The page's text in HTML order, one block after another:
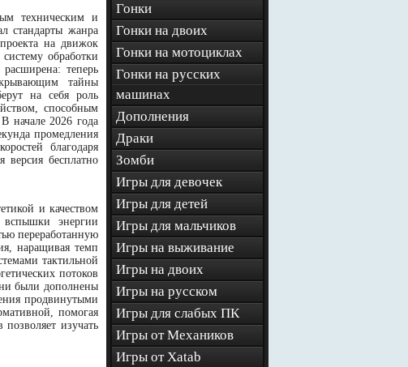
техническим и
стандарты жанра
на движок
обработки
теперь
тайны
на себя роль
способным
начале 2026 года
промедления
благодаря
бесплатно
и качеством
энергии
переработанную
наращивая темп
тактильной
потоков
были дополнены
продвинутыми
помогая
изучать
Гонки
Гонки на двоих
Гонки на мотоциклах
Гонки на русских
машинах
Дополнения
Драки
Зомби
Игры для девочек
Игры для детей
Игры для мальчиков
Игры на выживание
Игры на двоих
Игры на русском
Игры для слабых ПК
Игры от Механиков
Игры от Xatab